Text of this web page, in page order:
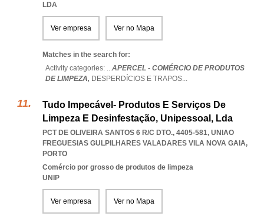
LDA
Ver empresa Ver no Mapa
Matches in the search for:
Activity categories: ...APERCEL - COMÉRCIO DE PRODUTOS
DE LIMPEZA, DESPERDÍCIOS E TRAPOS...
Tudo Impecável- Produtos E Serviços De
Limpeza E Desinfestação, Unipessoal, Lda
PCT DE OLIVEIRA SANTOS 6 R/C DTO., 4405-581, UNIAO
FREGUESIAS GULPILHARES VALADARES VILA NOVA GAIA,
PORTO
Comércio por grosso de produtos de limpeza
UNIP
Ver empresa Ver no Mapa